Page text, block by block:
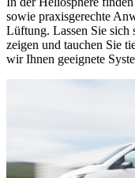
sowie praxisgerechte
Lüftung. Lassen Sie sich
zeigen und tauchen Sie
wir Ihnen geeignete